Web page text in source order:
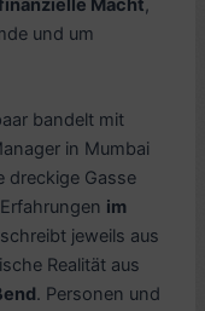
Macht,
und um
bandelt mit
in Mumbai
dreckige Gasse
im
jeweils aus
Realität aus
. Personen und